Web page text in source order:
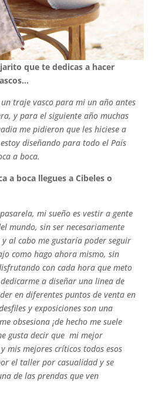
que te dedicas a hacer
un traje vasco para mi un año antes
y para el siguiente año muchas
me pidieron que les hiciese a
diseñando para todo el País
a boca.
a boca llegues a Cibeles o
mi sueño es vestir a gente
mundo, sin ser necesariamente
al cabo me gustaría poder seguir
como hago ahora mismo, sin
con cada hora que meto
a diseñar una linea de
en diferentes puntos de venta en
y exposiciones son una
obsesiona ¡de hecho me suele
gusta decir que mi mejor
mis mejores críticos todos esos
el taller por casualidad y se
de las prendas que ven